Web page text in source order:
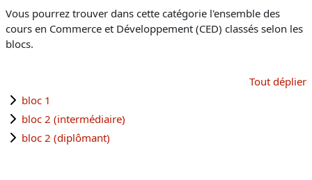
Vous pourrez trouver dans cette catégorie l'ensemble des
cours en Commerce et Développement (CED) classés selon les
blocs.
Tout déplier
bloc 1
bloc 2 (intermédiaire)
bloc 2 (diplômant)